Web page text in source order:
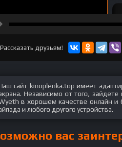
Рассказать друзьям!
сайт kinoplenka.top имеет
Независимо от того,
в хорошем качестве онлайн и
и любого другого устройства.
вас